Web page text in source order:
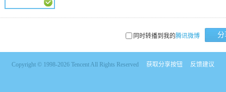
同时转播到我的腾讯微博 分
Copyright © 1998-2026 Tencent All Rights Reserved 获取分享按钮 反馈建议